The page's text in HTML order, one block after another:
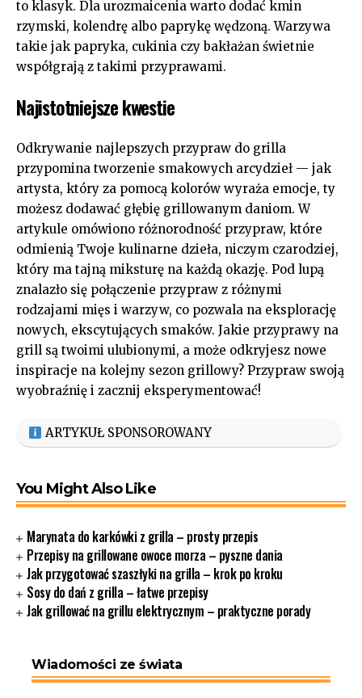
to klasyk. Dla urozmaicenia warto dodać kmin
rzymski, kolendrę albo paprykę wędzoną. Warzywa
takie jak papryka, cukinia ⁢czy bakłażan świetnie
współgrają⁢ z takimi przyprawami.
Najistotniejsze‌ kwestie
Odkrywanie najlepszych⁣ przypraw do⁤ grilla‍
przypomina tworzenie⁤ smakowych arcydzieł — jak
artysta,‌ który za pomocą kolorów wyraża emocje, ty
możesz dodawać głębię grillowanym daniom. W
artykule omówiono różnorodność przypraw, które
odmienią ⁤Twoje kulinarne dzieła,⁣ niczym czarodziej,
który ⁣ma‌ tajną miksturę na⁣ każdą ​okazję. ‍Pod ‌lupą
znalazło się⁢ połączenie przypraw z różnymi
rodzajami⁣ mięs i warzyw, co pozwala na⁣ eksplorację
nowych, ekscytujących smaków. Jakie przyprawy na
grill są twoimi ulubionymi, a może​ odkryjesz nowe‌
inspiracje na kolejny sezon ‍grillowy? Przypraw⁤ swoją
wyobraźnię i zacznij⁢ eksperymentować!
ARTYKUŁ SPONSOROWANY
You Might Also Like
Marynata do karkówki z grilla – prosty przepis
Przepisy na grillowane owoce morza – pyszne dania
Jak przygotować szaszłyki na grilla – krok po kroku
Sosy do dań z grilla – łatwe przepisy
Jak grillować na grillu elektrycznym – praktyczne porady
Wiadomości ze świata